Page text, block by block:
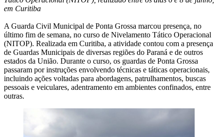
em Curitiba
A Guarda Civil Municipal de Ponta Grossa marcou presença, no
último fim de semana, no curso de Nivelamento Tático Operacional
(NITOP). Realizada em Curitiba, a atividade contou com a presença
de Guardas Municipais de diversas regiões do Paraná e de outros
estados da União. Durante o curso, os guardas de Ponta Grossa
passaram por instruções envolvendo técnicas e táticas operacionais,
incluindo ações voltadas para abordagens, patrulhamentos, buscas
pessoais e veiculares, adentramento em ambientes confinados, entre
outras.